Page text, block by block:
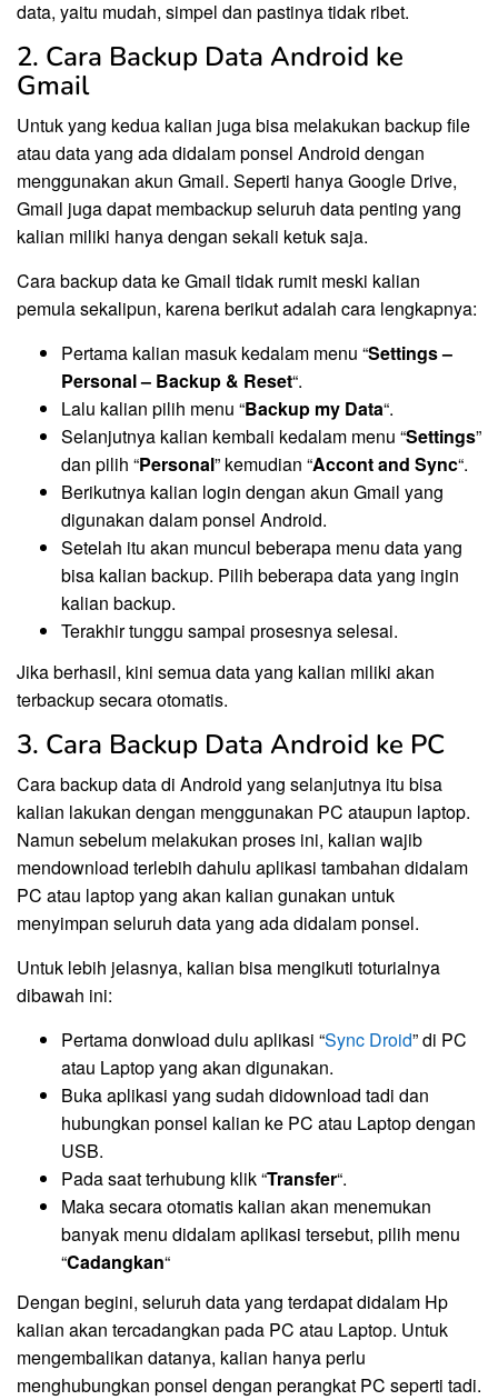
data, yaitu mudah, simpel dan pastinya tidak ribet.
2. Cara Backup Data Android ke
Gmail
Untuk yang kedua kalian juga bisa melakukan backup file
atau data yang ada didalam ponsel Android dengan
menggunakan akun Gmail. Seperti hanya Google Drive,
Gmail juga dapat membackup seluruh data penting yang
kalian miliki hanya dengan sekali ketuk saja.
Cara backup data ke Gmail tidak rumit meski kalian
pemula sekalipun, karena berikut adalah cara lengkapnya:
Pertama kalian masuk kedalam menu “Settings –
Personal – Backup & Reset“.
Lalu kalian pilih menu “Backup my Data“.
Selanjutnya kalian kembali kedalam menu “Settings”
dan pilih “Personal” kemudian “Accont and Sync“.
Berikutnya kalian login dengan akun Gmail yang
digunakan dalam ponsel Android.
Setelah itu akan muncul beberapa menu data yang
bisa kalian backup. Pilih beberapa data yang ingin
kalian backup.
Terakhir tunggu sampai prosesnya selesai.
Jika berhasil, kini semua data yang kalian miliki akan
terbackup secara otomatis.
3. Cara Backup Data Android ke PC
Cara backup data di Android yang selanjutnya itu bisa
kalian lakukan dengan menggunakan PC ataupun laptop.
Namun sebelum melakukan proses ini, kalian wajib
mendownload terlebih dahulu aplikasi tambahan didalam
PC atau laptop yang akan kalian gunakan untuk
menyimpan seluruh data yang ada didalam ponsel.
Untuk lebih jelasnya, kalian bisa mengikuti toturialnya
dibawah ini:
Pertama donwload dulu aplikasi “Sync Droid” di PC
atau Laptop yang akan digunakan.
Buka aplikasi yang sudah didownload tadi dan
hubungkan ponsel kalian ke PC atau Laptop dengan
USB.
Pada saat terhubung klik “Transfer“.
Maka secara otomatis kalian akan menemukan
banyak menu didalam aplikasi tersebut, pilih menu
“Cadangkan“
Dengan begini, seluruh data yang terdapat didalam Hp
kalian akan tercadangkan pada PC atau Laptop. Untuk
mengembalikan datanya, kalian hanya perlu
menghubungkan ponsel dengan perangkat PC seperti tadi.